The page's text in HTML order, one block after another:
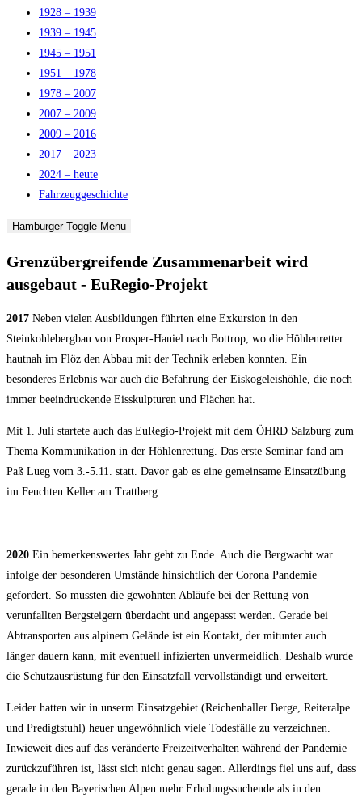
1928 – 1939
1939 – 1945
1945 – 1951
1951 – 1978
1978 – 2007
2007 – 2009
2009 – 2016
2017 – 2023
2024 – heute
Fahrzeuggeschichte
Hamburger Toggle Menu
Grenzübergreifende Zusammenarbeit wird
ausgebaut - EuRegio-Projekt
2017 Neben vielen Ausbildungen führten eine Exkursion in den
Steinkohlebergbau von Prosper-Haniel nach Bottrop, wo die Höhlenretter
hautnah im Flöz den Abbau mit der Technik erleben konnten. Ein
besonderes Erlebnis war auch die Befahrung der Eiskogeleishöhle, die noch
immer beeindruckende Eisskulpturen und Flächen hat.
Mit 1. Juli startete auch das EuRegio-Projekt mit dem ÖHRD Salzburg zum
Thema Kommunikation in der Höhlenrettung. Das erste Seminar fand am
Paß Lueg vom 3.-5.11. statt. Davor gab es eine gemeinsame Einsatzübung
im Feuchten Keller am Trattberg.
2020 Ein bemerkenswertes Jahr geht zu Ende. Auch die Bergwacht war
infolge der besonderen Umstände hinsichtlich der Corona Pandemie
gefordert. So mussten die gewohnten Abläufe bei der Rettung von
verunfallten Bergsteigern überdacht und angepasst werden. Gerade bei
Abtransporten aus alpinem Gelände ist ein Kontakt, der mitunter auch
länger dauern kann, mit eventuell infizierten unvermeidlich. Deshalb wurde
die Schutzausrüstung für den Einsatzfall vervollständigt und erweitert.
Leider hatten wir in unserm Einsatzgebiet (Reichenhaller Berge, Reiteralpe
und Predigtstuhl) heuer ungewöhnlich viele Todesfälle zu verzeichnen.
Inwieweit dies auf das veränderte Freizeitverhalten während der Pandemie
zurückzuführen ist, lässt sich nicht genau sagen. Allerdings fiel uns auf, dass
gerade in den Bayerischen Alpen mehr Erholungssuchende als in den